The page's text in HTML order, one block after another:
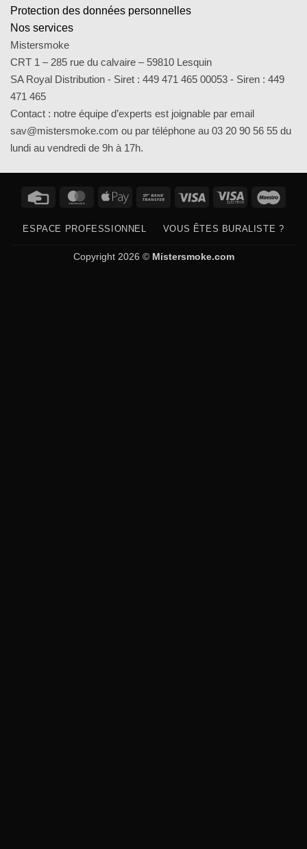
Protection des données personnelles
Nos services
Mistersmoke
CRT 1 – 285 rue du calvaire – 59810 Lesquin
SA Royal Distribution - Siret : 449 471 465 00053 - Siren : 449
471 465
Contact : notre équipe d’experts est joignable par email
sav@mistersmoke.com ou par téléphone au 03 20 90 56 55 du
lundi au vendredi de 9h à 17h.
Credit
MasterCardApple
Bank
Visa
Visa
ESPACE PROFESSIONNEL VOUS ÊTES BURALISTE ?
Copyright 2026 © Mistersmoke.com